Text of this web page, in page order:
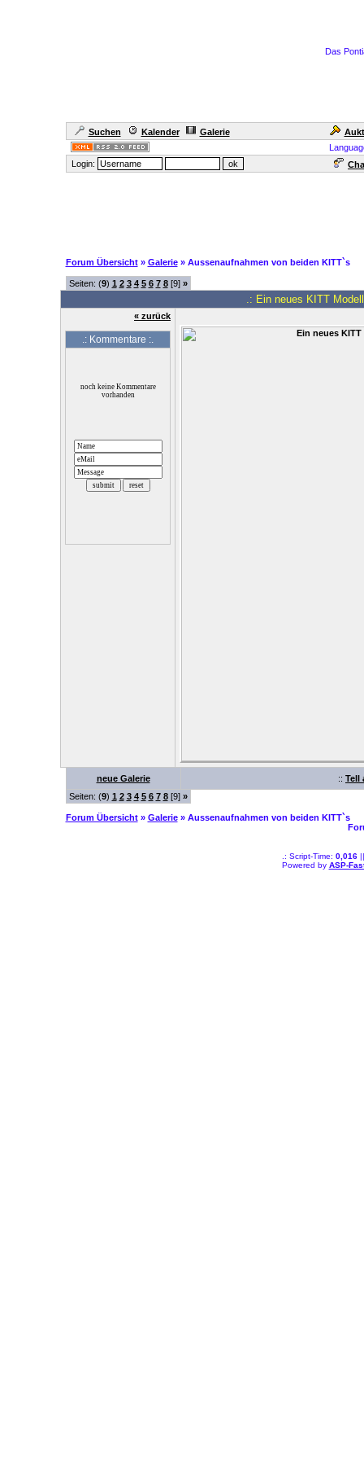
Das
Suchen Kalender Galerie
Login:
Forum Übersicht» Galerie» Aussenaufnahmen von beiden KITT`s
Seiten: (9) 1 2 3 4 5 6 7 8[9] »
.: Ein neues KITT
« zurück
.: Kommentare :.
neue Galerie :: Tell
Seiten: (9) 1 2 3 4 5 6 7 8[9] »
Forum Übersicht» Galerie» Aussenaufnahmen von beiden KITT`s
.: Script-Time: 0,016||
Powered by ASP-